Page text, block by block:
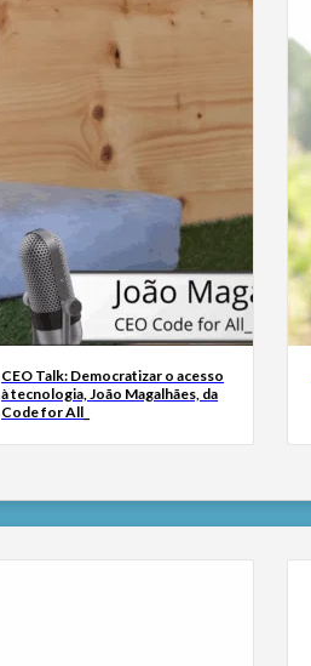
CEO Talk: Democratizar o acesso
à tecnologia, João Magalhães, da
Code for All_